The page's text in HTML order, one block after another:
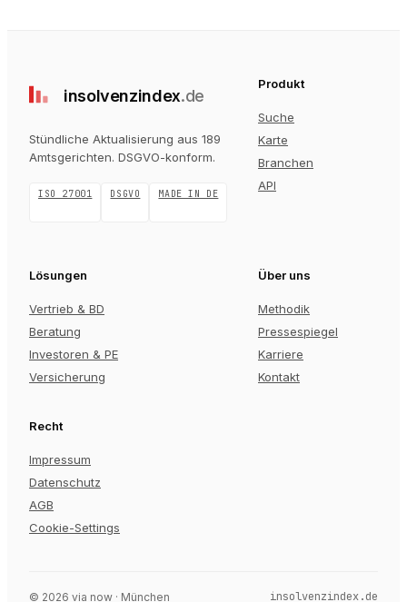
insolvenzindex.de
Stündliche Aktualisierung aus 189
Amtsgerichten. DSGVO-konform.
ISO 27001 DSGVO MADE IN DE
Produkt
Suche
Karte
Branchen
API
Lösungen
Vertrieb & BD
Beratung
Investoren & PE
Versicherung
Über uns
Methodik
Pressespiegel
Karriere
Kontakt
Recht
Impressum
Datenschutz
AGB
Cookie-Settings
© 2026 via now · München insolvenzindex.de